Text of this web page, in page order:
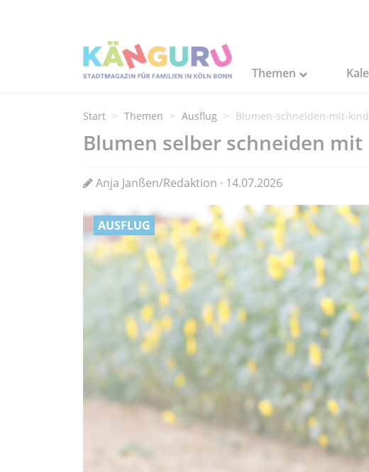
Themen
Start Themen Ausflug Blumen-schneiden-mit-
Blumen selber schneiden
Anja Janßen/Redaktion · 14.07.2026
AUSFLUG